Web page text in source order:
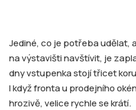
Jediné, co je potřeba udělat,
na výstavišti navštívit, je
dny vstupenka stojí třicet
I když fronta u prodejního
hrozivě, velice rychle se krátí.